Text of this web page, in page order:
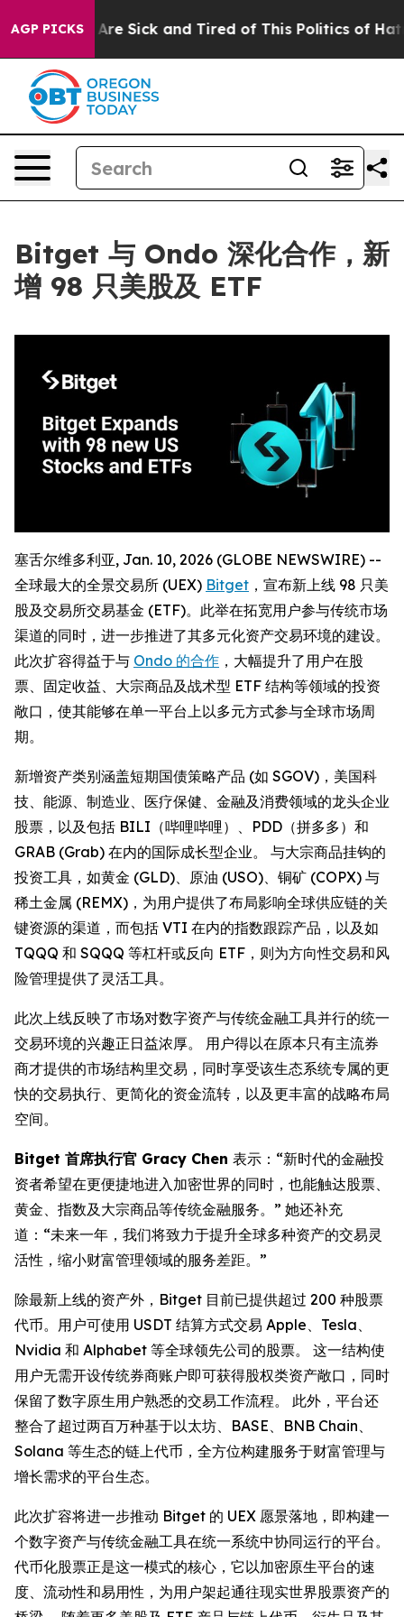
AGP PICKSAre Sick and Tired of This Politics of Hatred”
Bitget 与 Ondo 深化合作，新
增 98 只美股及 ETF
塞舌尔维多利亚, Jan. 10, 2026 (GLOBE NEWSWIRE) --
全球最大的全景交易所 (UEX) Bitget ，宣布新上线 98 只美
股及交易所交易基金 (ETF)。此举在拓宽用户参与传统市场
渠道的同时，进一步推进了其多元化资产交易环境的建设。
此次扩容得益于与 Ondo 的合作 ，大幅提升了用户在股
票、固定收益、大宗商品及战术型 ETF 结构等领域的投资
敞口，使其能够在单一平台上以多元方式参与全球市场周
期。
新增资产类别涵盖短期国债策略产品 (如 SGOV)，美国科
技、能源、制造业、医疗保健、金融及消费领域的龙头企业
股票，以及包括 BILI（哔哩哔哩）、PDD（拼多多）和
GRAB (Grab) 在内的国际成长型企业。 与大宗商品挂钩的
投资工具，如黄金 (GLD)、原油 (USO)、铜矿 (COPX) 与
稀土金属 (REMX)，为用户提供了布局影响全球供应链的关
键资源的渠道，而包括 VTI 在内的指数跟踪产品，以及如
TQQQ 和 SQQQ 等杠杆或反向 ETF，则为方向性交易和风
险管理提供了灵活工具。
此次上线反映了市场对数字资产与传统金融工具并行的统一
交易环境的兴趣正日益浓厚。 用户得以在原本只有主流券
商才提供的市场结构里交易，同时享受该生态系统专属的更
快的交易执行、更简化的资金流转，以及更丰富的战略布局
空间。
Bitget 首席执行官 Gracy Chen 表示：“新时代的金融投
资者希望在更便捷地进入加密世界的同时，也能触达股票、
黄金、指数及大宗商品等传统金融服务。” 她还补充
道：“未来一年，我们将致力于提升全球多种资产的交易灵
活性，缩小财富管理领域的服务差距。”
除最新上线的资产外，Bitget 目前已提供超过 200 种股票
代币。用户可使用 USDT 结算方式交易 Apple、Tesla、
Nvidia 和 Alphabet 等全球领先公司的股票。 这一结构使
用户无需开设传统券商账户即可获得股权类资产敞口，同时
保留了数字原生用户熟悉的交易工作流程。 此外，平台还
整合了超过两百万种基于以太坊、BASE、BNB Chain、
Solana 等生态的链上代币，全方位构建服务于财富管理与
增长需求的平台生态。
此次扩容将进一步推动 Bitget 的 UEX 愿景落地，即构建一
个数字资产与传统金融工具在统一系统中协同运行的平台。
代币化股票正是这一模式的核心，它以加密原生平台的速
度、流动性和易用性，为用户架起通往现实世界股票资产的